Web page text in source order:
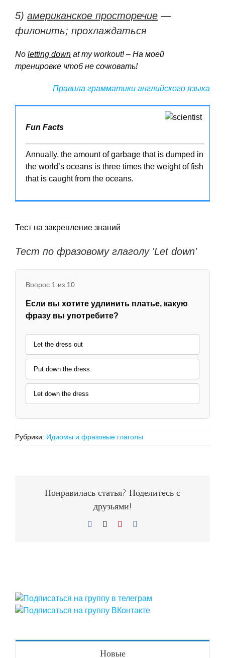
5) американское просторечие —
филонить; прохлаждаться
No letting down atmyworkout! – На моей
тренировке чтоб не сочковать!
Правила грамматики английского языка
Fun Facts
Annually, the amount of garbage that is dumped in
the world’s oceans is three times the weight of fish
that is caught from the oceans.
Тест на закрепление знаний
Тест по фразовому глаголу 'Let down'
Вопрос 1 из 10
Если вы хотите удлинить платье, какую
фразу вы употребите?
Let the dress out
Put down the dress
Let down the dress
Рубрики: Идиомы и фразовые глаголы
Понравилась статья? Поделитесь с
друзьями!
Facebook Pinterest
Новые